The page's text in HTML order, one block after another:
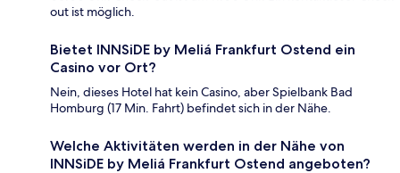
out ist möglich.
Bietet INNSiDE by Meliá Frankfurt Ostend ein
Casino vor Ort?
Nein, dieses Hotel hat kein Casino, aber Spielbank Bad
Homburg (17 Min. Fahrt) befindet sich in der Nähe.
Welche Aktivitäten werden in der Nähe von
INNSiDE by Meliá Frankfurt Ostend angeboten?